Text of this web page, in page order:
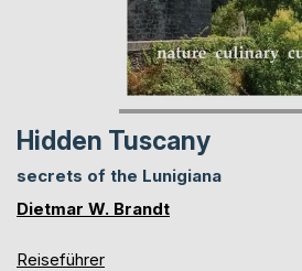
Hidden Tuscany
secrets of the Lunigiana
Dietmar W. Brandt
Reiseführer